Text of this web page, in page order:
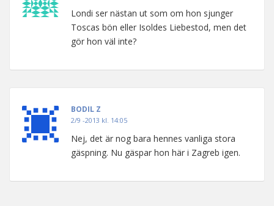
Londi ser nästan ut som om hon sjunger
Toscas bön eller Isoldes Liebestod, men det
gör hon väl inte?
BODIL Z
2/9 -2013 kl. 14:05
Nej, det är nog bara hennes vanliga stora
gäspning. Nu gäspar hon här i Zagreb igen.